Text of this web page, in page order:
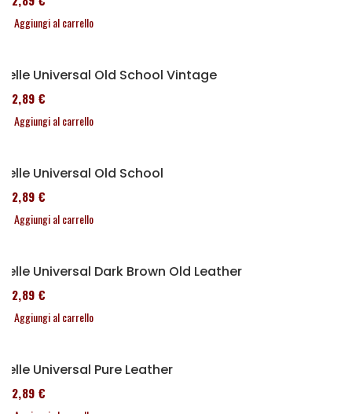
Aggiungi al carrello
Selle Universal Old School Vintage
152,89 €
Aggiungi al carrello
Selle Universal Old School
152,89 €
Aggiungi al carrello
Selle Universal Dark Brown Old Leather
152,89 €
Aggiungi al carrello
Selle Universal Pure Leather
152,89 €